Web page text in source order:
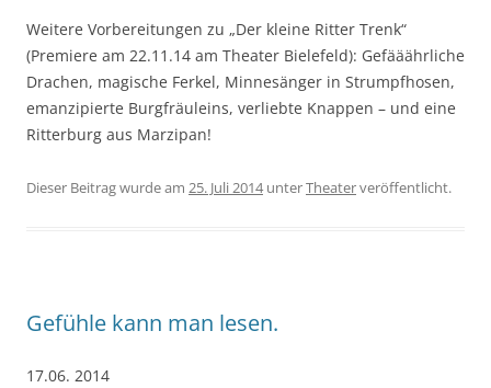
Weitere Vorbereitungen zu „Der kleine Ritter Trenk“
(Premiere am 22.11.14 am Theater Bielefeld): Gefääährliche
Drachen, magische Ferkel, Minnesänger in Strumpfhosen,
emanzipierte Burgfräuleins, verliebte Knappen – und eine
Ritterburg aus Marzipan!
Dieser Beitrag wurde am 25. Juli 2014unterTheaterveröffentlicht.
Gefühle kann man lesen.
17.06. 2014